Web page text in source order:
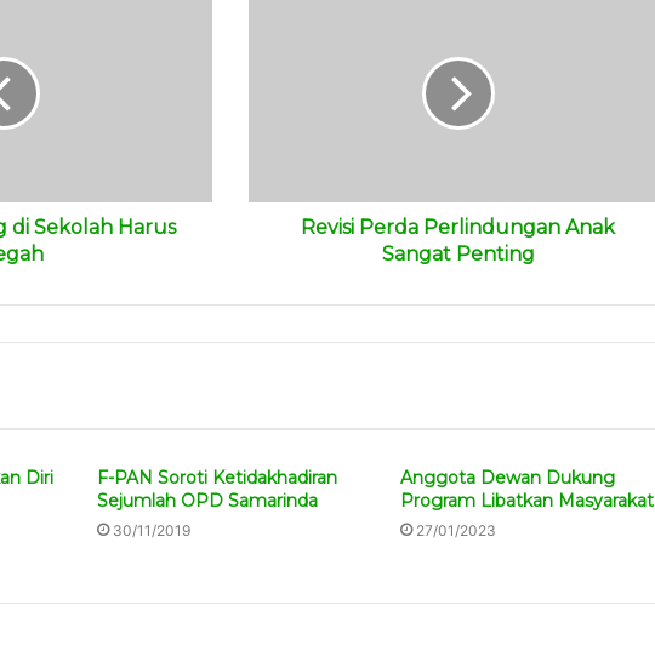
di Sekolah Harus
Revisi Perda Perlindungan Anak
Sangat Penting
Diri
F-PAN Soroti Ketidakhadiran
Sejumlah OPD Samarinda
30/11/2019
Anggota Dewan Dukung
Program Libatkan Masyarakat
27/01/2023